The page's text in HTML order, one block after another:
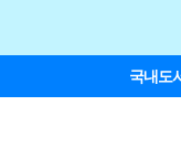
국내도